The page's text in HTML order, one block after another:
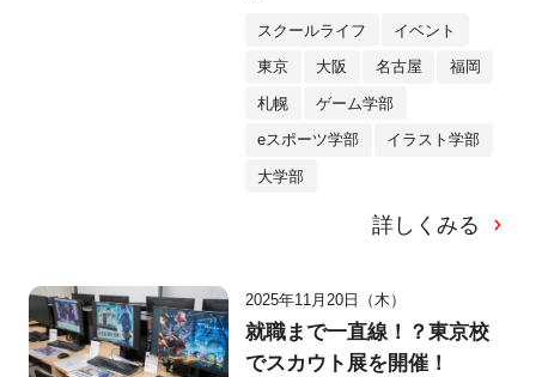
スクールライフ イベント
東京 大阪 名古屋 福岡
札幌 ゲーム学部
eスポーツ学部 イラスト学部
大学部
詳しくみる
2025年11月20日（木）
就職まで一直線！？東京校
でスカウト展を開催！